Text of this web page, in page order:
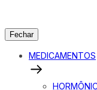
Fechar
MEDICAMENTOS